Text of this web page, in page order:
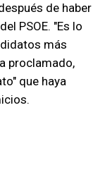
de haber
PSOE. "Es lo
más
proclamado,
que haya